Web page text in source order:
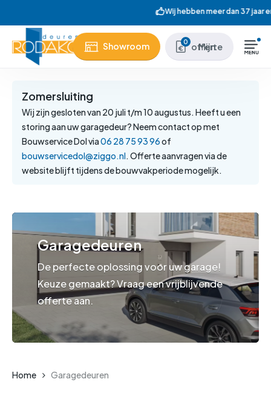
content
Wij hebben meer dan 37 jaar ervaring
Showroom 0 Mijn offerte
Zomersluiting
Wij zijn gesloten van 20 juli t/m 10 augustus. Heeft u een
storing aan uw garagedeur? Neem contact op met
Bouwservice Dol via06 28 75 93 96of
bouwservicedol@ziggo.nl. Offerte aanvragen via de
website blijft tijdens de bouwvakperiode mogelijk.
Garagedeuren
De perfecte oplossing voor uw garage!
Keuze gemaakt? Vraag een vrijblijvende
offerte aan.
Home Garagedeuren
Close
Menu